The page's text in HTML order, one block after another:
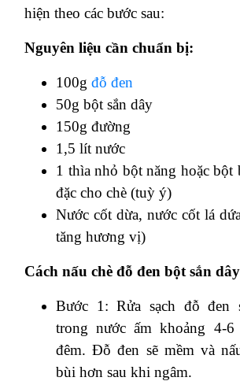
hiện theo các bước sau:
Nguyên liệu cần chuẩn bị:
100g đỗ đen
50g bột sắn dây
150g đường
1,5 lít nước
1 thìa nhỏ bột năng hoặc bột
đặc cho chè (tuỳ ý)
Nước cốt dừa, nước cốt lá
tăng hương vị)
Cách nấu chè đỗ đen bột sắn
Bước 1: Rửa sạch đỗ đen
trong nước ấm khoảng 4-
đêm. Đỗ đen sẽ mềm và
bùi hơn sau khi ngâm.